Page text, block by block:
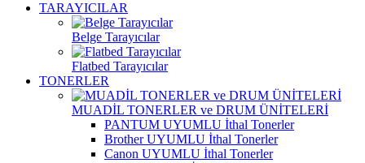
TARAYICILAR
Belge Tarayıcılar
Flatbed Tarayıcılar
TONERLER
MUADİL TONERLER ve DRUM ÜNİTELERİ
PANTUM UYUMLU İthal Tonerler
Brother UYUMLU İthal Tonerler
Canon UYUMLU İthal Tonerler